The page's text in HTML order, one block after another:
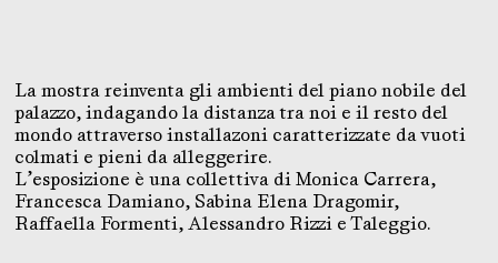
La mostra reinventa gli ambienti del piano nobile del
palazzo, indagando la distanza tra noi e il resto del
mondo attraverso installazoni caratterizzate da vuoti
colmati e pieni da alleggerire.
L’esposizione è una collettiva di Monica Carrera,
Francesca Damiano, Sabina Elena Dragomir,
Raffaella Formenti, Alessandro Rizzi e Taleggio.